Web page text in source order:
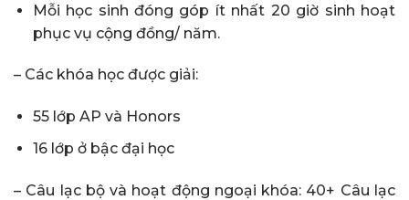
Mỗi học sinh đóng góp ít nhất 20 giờ sinh hoạt
phục vụ cộng đồng/ năm.
– Các khóa học được giải:
55 lớp AP và Honors
16 lớp ở bậc đại học
– Câu lạc bộ và hoạt động ngoại khóa: 40+ Câu lạc